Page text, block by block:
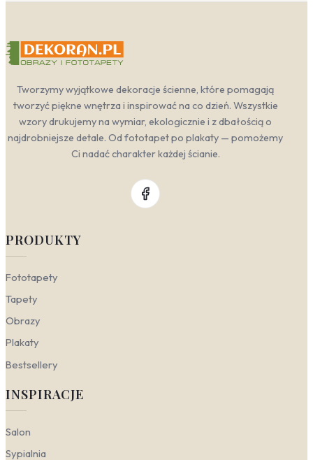
Tworzymy wyjątkowe dekoracje ścienne, które pomagają
tworzyć piękne wnętrza i inspirować na co dzień. Wszystkie
wzory drukujemy na wymiar, ekologicznie i z dbałością o
najdrobniejsze detale. Od fototapet po plakaty — pomożemy
Ci nadać charakter każdej ścianie.
PRODUKTY
Fototapety
Tapety
Obrazy
Plakaty
Bestsellery
INSPIRACJE
Salon
Sypialnia